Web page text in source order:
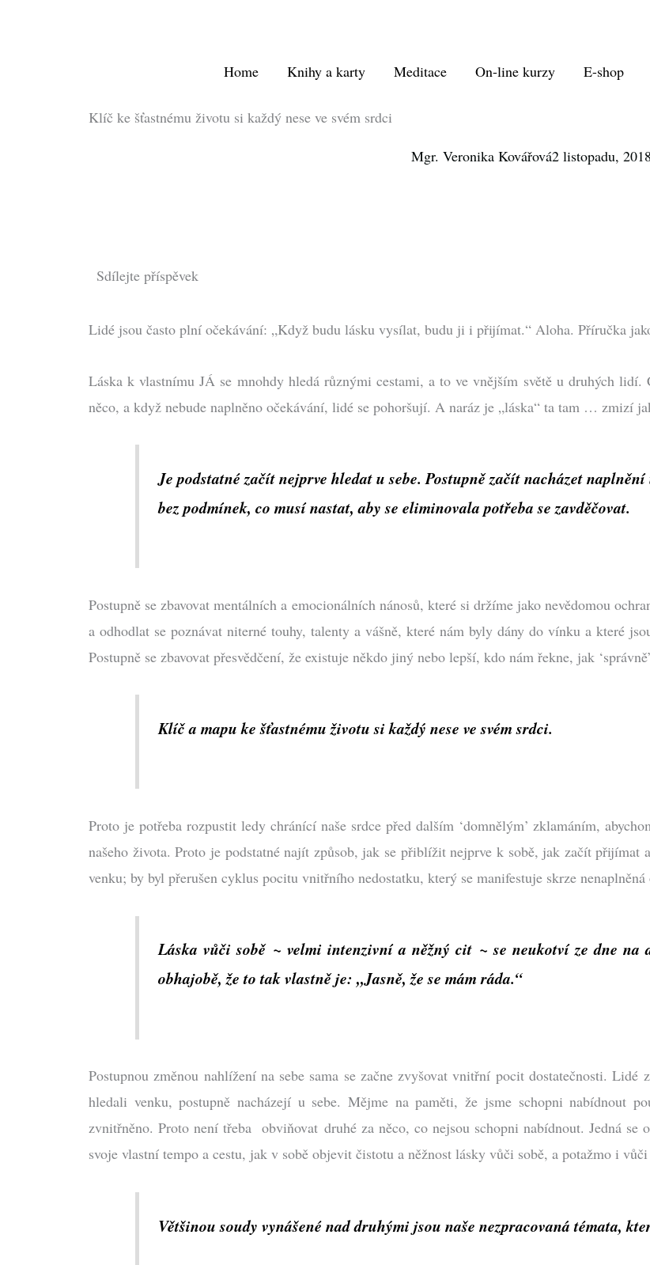
Home Knihy a karty Meditace On-line kurzy E-shop
Klíč ke šťastnému životu si každý nese ve svém srdci
Mgr. Veronika Kovářová2 listopadu, 2018
Sdílejte příspěvek
Lidé jsou často plní očekávání: „Když budu lásku vysílat, budu ji i přijímat.“ Aloha. Příručka
Láska k vlastnímu JÁ se mnohdy hledá různými cestami, a to ve vnějším světě u druhých lidí.
něco, a když nebude naplněno očekávání, lidé se pohoršují. A naráz je „láska“ ta tam … zmizí
Je podstatné začít nejprve hledat u sebe. Postupně začít nacházet
bez podmínek, co musí nastat, aby se eliminovala potřeba se zavděčovat.
Postupně se zbavovat mentálních a emocionálních nánosů, které si držíme jako nevědomou
a odhodlat se poznávat niterné touhy, talenty a vášně, které nám byly dány do vínku a které
Postupně se zbavovat přesvědčení, že existuje někdo jiný nebo lepší, kdo nám řekne, jak
Klíč a mapu ke šťastnému životu si každý nese ve svém srdci.
Proto je potřeba rozpustit ledy chránící naše srdce před dalším ‘domnělým’ zklamáním,
našeho života. Proto je podstatné najít způsob, jak se přiblížit nejprve k sobě, jak začít přijímat
venku; by byl přerušen cyklus pocitu vnitřního nedostatku, který se manifestuje skrze nenaplněná
Láska vůči sobě ~ velmi intenzivní a něžný cit ~ se neukotví ze dne na
obhajobě, že to tak vlastně je: „Jasně, že se mám ráda.“
Postupnou změnou nahlížení na sebe sama se začne zvyšovat vnitřní pocit dostatečnosti.
hledali venku, postupně nacházejí u sebe. Mějme na paměti, že jsme schopni nabídnout
zvnitřněno. Proto není třeba obviňovat druhé za něco, co nejsou schopni nabídnout. Jedná
svoje vlastní tempo a cestu, jak v sobě objevit čistotu a něžnost lásky vůči sobě, a potažmo i
Většinou soudy vynášené nad druhými jsou naše nezpracovaná témata,